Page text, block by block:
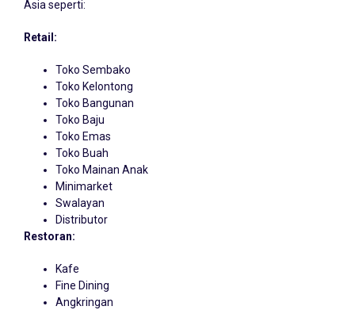
Asia seperti:
Retail:
Toko Sembako
Toko Kelontong
Toko Bangunan
Toko Baju
Toko Emas
Toko Buah
Toko Mainan Anak
Minimarket
Swalayan
Distributor
Restoran:
Kafe
Fine Dining
Angkringan